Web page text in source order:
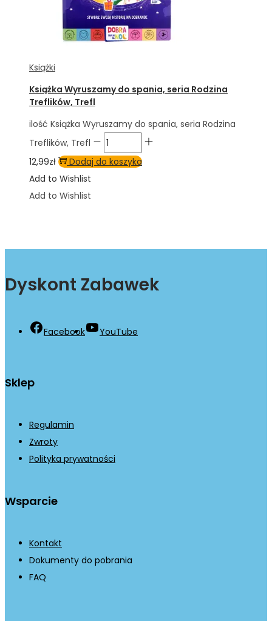
Książki
Książka Wyruszamy do spania, seria Rodzina
Treflików, Trefl
ilość Książka Wyruszamy do spania, seria Rodzina
Treflików, Trefl
12,99zł
Dodaj do koszyka
Add to Wishlist
Add to Wishlist
Dyskont Zabawek
Facebook YouTube
Sklep
Regulamin
Zwroty
Polityka prywatności
Wsparcie
Kontakt
Dokumenty do pobrania
FAQ